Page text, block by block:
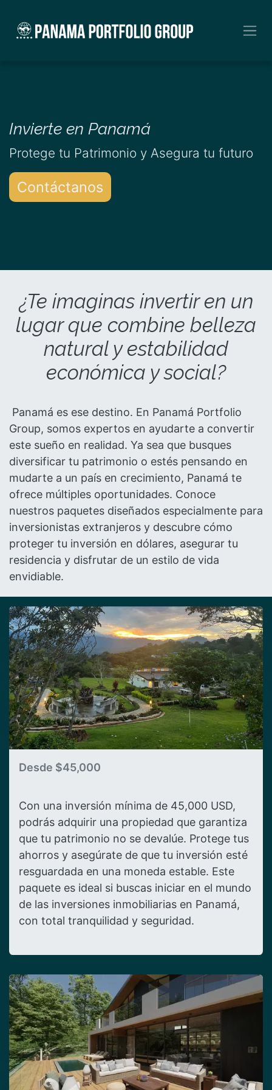
Invierte en Panamá
Protege tu Patrimonio y Asegura tu futuro
Contáctanos
¿Te imaginas invertir en un
lugar que combine belleza
natural y estabilidad
económica y social?
Panamá es ese destino. En Panamá Portfolio
Group, somos expertos en ayudarte a convertir
este sueño en realidad. Ya sea que busques
diversificar tu patrimonio o estés pensando en
mudarte a un país en crecimiento, Panamá te
ofrece múltiples oportunidades. Conoce
nuestros paquetes diseñados especialmente para
inversionistas extranjeros y descubre cómo
proteger tu inversión en dólares, asegurar tu
residencia y disfrutar de un estilo de vida
envidiable.
Desde $45,000
Con una inversión mínima de 45,000 USD,
podrás adquirir una propiedad que garantiza
que tu patrimonio no se devalúe. Protege tus
ahorros y asegúrate de que tu inversión esté
resguardada en una moneda estable. Este
paquete es ideal si buscas iniciar en el mundo
de las inversiones inmobiliarias en Panamá,
con total tranquilidad y seguridad.